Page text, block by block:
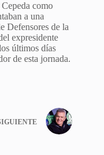
Cepeda como
a una
Defensores de la
expresidente
últimos días
de esta jornada.